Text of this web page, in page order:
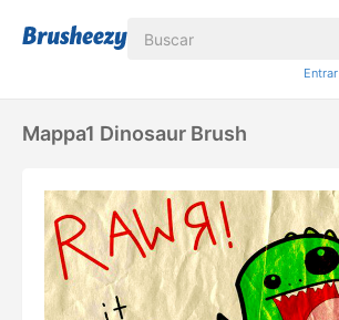
Entrar
Mappa1 Dinosaur Brush